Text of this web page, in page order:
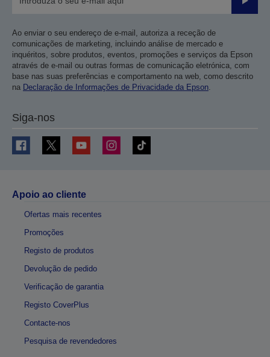
Enviar
Ao enviar o seu endereço de e-mail, autoriza a receção de
comunicações de marketing, incluindo análise de mercado e
inquéritos, sobre produtos, eventos, promoções e serviços da Epson
através de e-mail ou outras formas de comunicação eletrónica, com
base nas suas preferências e comportamento na web, como descrito
na Declaração de Informações de Privacidade da Epson.
Siga-nos
Apoio ao cliente
Ofertas mais recentes
Promoções
Registo de produtos
Devolução de pedido
Verificação de garantia
Registo CoverPlus
Contacte-nos
Pesquisa de revendedores